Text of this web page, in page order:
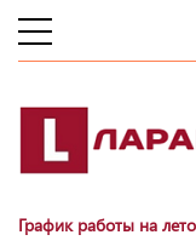
График работы на